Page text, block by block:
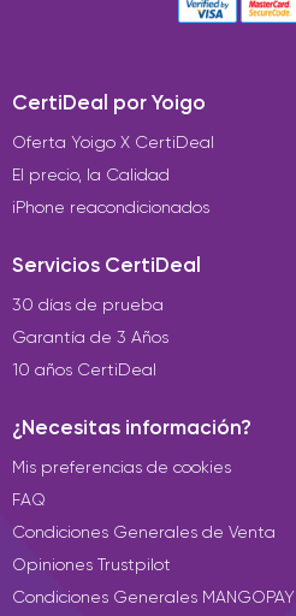
CertiDeal por Yoigo
Oferta Yoigo X CertiDeal
El precio, la Calidad
iPhone reacondicionados
Servicios CertiDeal
30 días de prueba
Garantía de 3 Años
10 años CertiDeal
¿Necesitas información?
Mis preferencias de cookies
FAQ
Condiciones Generales de Venta
Opiniones Trustpilot
Condiciones Generales MANGOPAY